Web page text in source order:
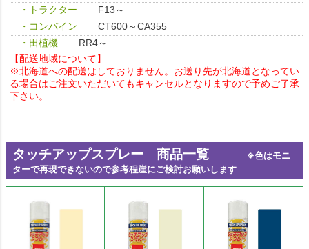
・トラクター
F13～
・コンバイン
CT600～CA355
・田植機
RR4～
【配送地域について】
※北海道への配送はしておりません。お送り先が北海道となってい
る場合はご注文いただいてもキャンセルとなりますので予めご了承
下さい。